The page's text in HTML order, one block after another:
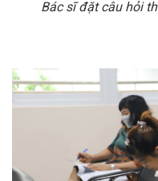
Bác sĩ đặt câu hỏi